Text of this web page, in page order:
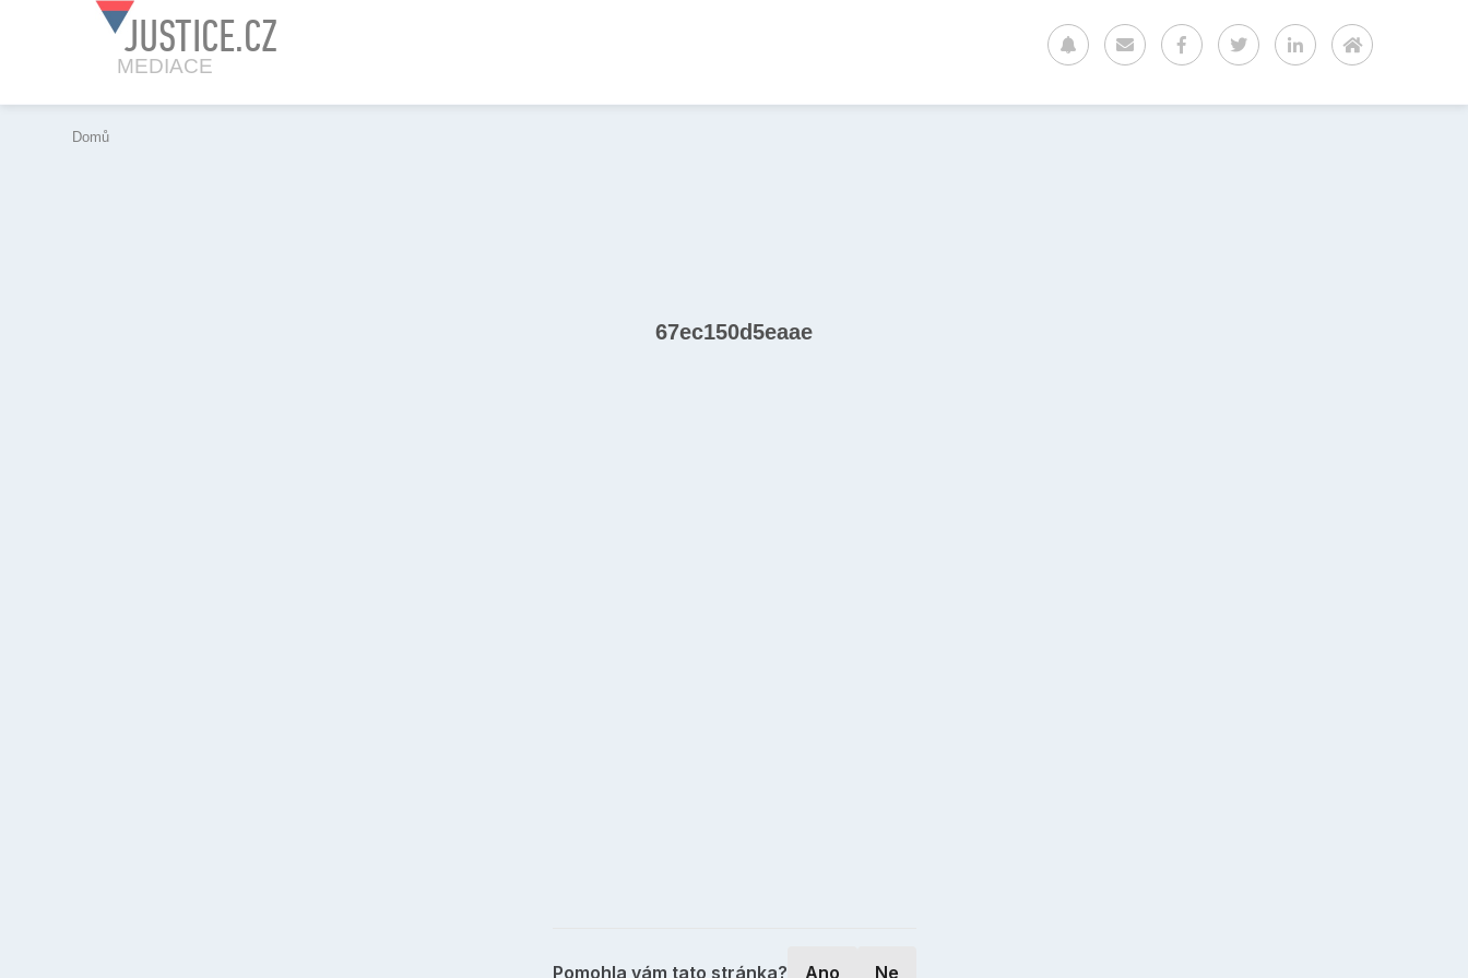
JUSTICE.CZ
MEDIACE
Domů
67ec150d5eaae
Pomohla vám tato stránka? Ano Ne